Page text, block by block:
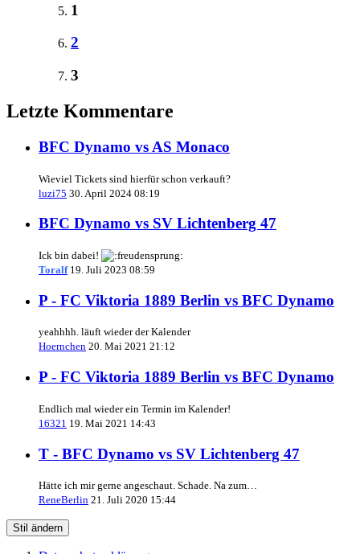
1
2
3
Letzte Kommentare
BFC Dynamo vs AS Monaco
Wieviel Tickets sind hierfür schon verkauft?
luzi75 30. April 2024 08:19
BFC Dynamo vs SV Lichtenberg 47
Ick bin dabei!
Toralf 19. Juli 2023 08:59
P - FC Viktoria 1889 Berlin vs BFC Dynamo
yeahhhh. läuft wieder der Kalender
Hoernchen 20. Mai 2021 21:12
P - FC Viktoria 1889 Berlin vs BFC Dynamo
Endlich mal wieder ein Termin im Kalender!
16321 19. Mai 2021 14:43
T - BFC Dynamo vs SV Lichtenberg 47
Hätte ich mir gerne angeschaut. Schade. Na zum…
ReneBerlin 21. Juli 2020 15:44
Stil ändern